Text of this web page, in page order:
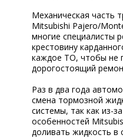
Механическая часть
Mitsubishi Pajero/
многие специалисты
крестовину
каждое ТО, чтобы не
дорогостоящий
Раз в два года
смена тормозной
системы, так как из-
особенностей
доливать жидкость в